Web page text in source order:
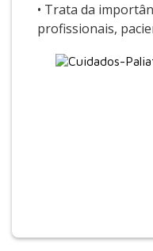
• Trata da
profissionais,